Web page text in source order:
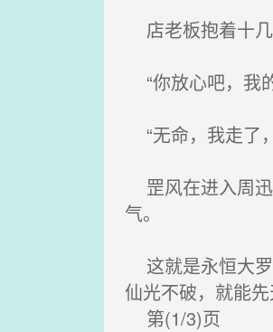
店老板抱着十几
“你放心吧，我
“无命，我走了
罡风在进入周迅
气。
这就是永恒大罗
仙光不破，就能
第(1/3)页